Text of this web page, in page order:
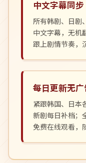
中文字幕同步
所有韩剧、日剧
中文字幕，无机
跟上剧情节奏，
每日更新无广
紧跟韩国、日本
新剧每日补档；
免费在线观看，